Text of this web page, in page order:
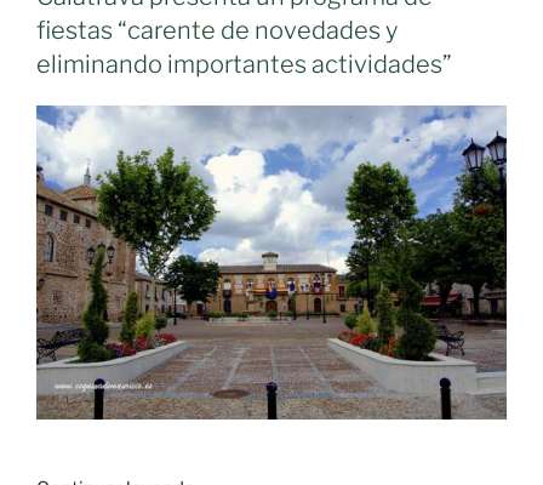
Castilla-
La
Mancha
ofrece
consejos
para
cuidar
los
pies
en
verano «
fiestas “carente de novedades y
eliminando importantes actividades”